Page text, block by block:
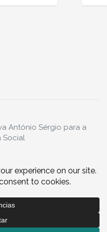
António Sérgio para a
Social